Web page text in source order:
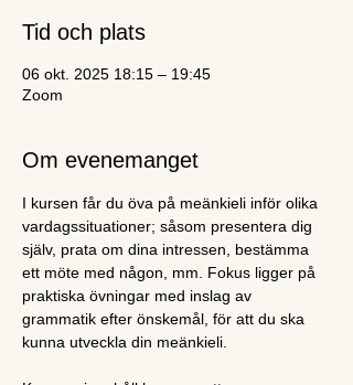
Tid och plats
06 okt. 2025 18:15 – 19:45
Zoom
Om evenemanget
I kursen får du öva på meänkieli inför olika
vardagssituationer; såsom presentera dig
själv, prata om dina intressen, bestämma
ett möte med någon, mm. Fokus ligger på
praktiska övningar med inslag av
grammatik efter önskemål, för att du ska
kunna utveckla din meänkieli.